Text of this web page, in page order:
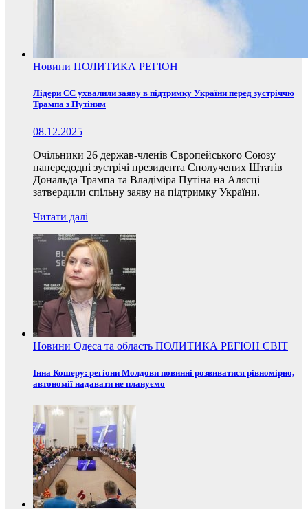
Новини ПОЛИТИКА РЕГІОН
Лідери ЄС ухвалили заяву в підтримку України перед зустріччю
Трампа з Путіним
08.12.2025
Очільники 26 держав-членів Європейського Союзу
напередодні зустрічі президента Сполучених Штатів
Дональда Трампа та Владіміра Путіна на Алясці
затвердили спільну заяву на підтримку України.
Читати далі
Новини Одеса та область ПОЛИТИКА РЕГІОН СВІТ
Інна Кошеру: регіони Молдови повинні розвиватися рівномірно,
автономії надавати не плануємо